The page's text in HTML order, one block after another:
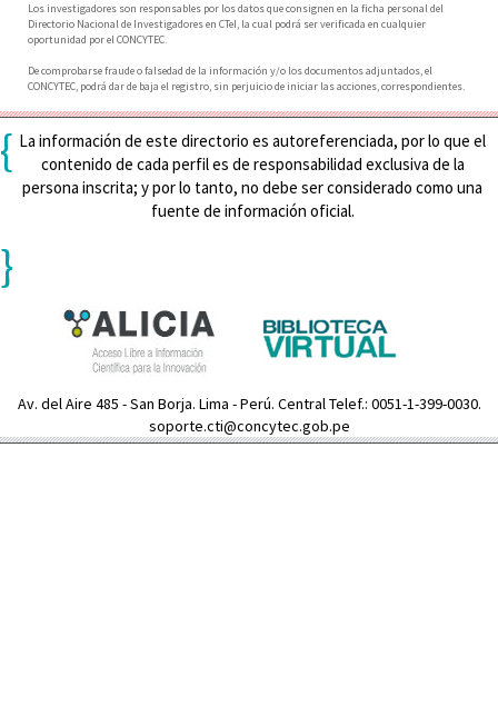
Los investigadores son responsables por los datos que consignen en la ficha personal del
Directorio Nacional de Investigadores en CTeI, la cual podrá ser verificada en cualquier
oportunidad por el CONCYTEC.
De comprobarse fraude o falsedad de la información y/o los documentos adjuntados, el
CONCYTEC, podrá dar de baja el registro, sin perjuicio de iniciar las acciones, correspondientes.
{ La información de este directorio es autoreferenciada, por lo que el
contenido de cada perfil es de responsabilidad exclusiva de la
persona inscrita; y por lo tanto, no debe ser considerado como una
fuente de información oficial.
}
Av. del Aire 485 - San Borja. Lima - Perú. Central Telef.: 0051-1-399-0030.
soporte.cti@concytec.gob.pe